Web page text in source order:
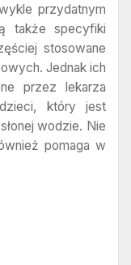
przydatnym
także specyfiki
stosowane
Jednak ich
przez lekarza
który jest
wodzie. Nie
pomaga w